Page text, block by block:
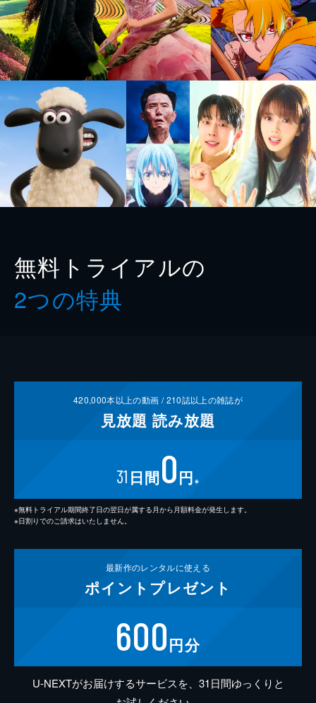
無料トライアルの
2つの特典
420,000本以上の動画 /210誌以上の雑誌が
見放題 読み放題
31 日間0円 ※
※無料トライアル期間終了日の翌日が属する月から月額料金が発生します。
※日割りでのご請求はいたしません。
最新作のレンタルに使える
ポイント プレゼント
600円分
U-NEXTがお届けするサービスを、31日間ゆっくりと